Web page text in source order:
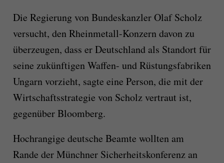
Die Regierung von Bundeskanzler Olaf Scholz
versucht, den Rheinmetall-Konzern davon zu
überzeugen, dass er Deutschland als Standort für
seine zukünftigen Waffen- und Rüstungsfabriken
Ungarn vorzieht, sagte eine Person, die mit der
Wirtschaftsstrategie von Scholz vertraut ist,
gegenüber Bloomberg.
Hochrangige deutsche Beamte wollten am
Rande der Münchner Sicherheitskonferenz an